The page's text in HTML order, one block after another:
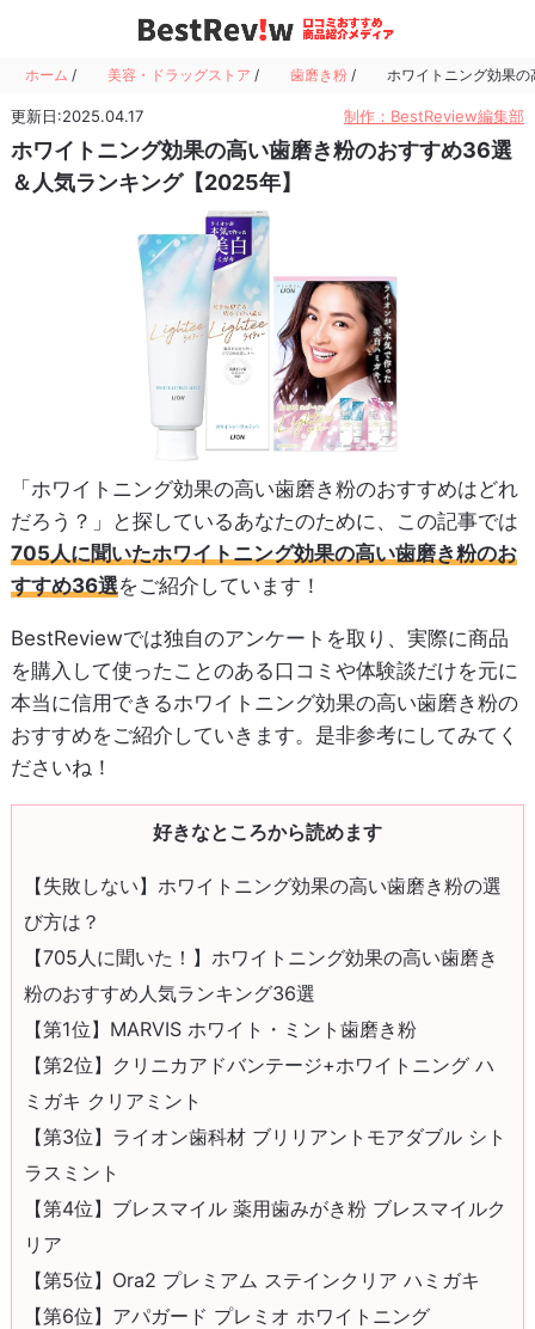
ホーム / 美容・ドラッグストア / 歯磨き粉 / ホワイトニング効果
更新日:2025.04.17 制作：BestReview編集部
ホワイトニング効果の高い歯磨き粉のおすすめ36選
＆人気ランキング【2025年】
「ホワイトニング効果の高い歯磨き粉のおすすめはどれ
だろう？」と探しているあなたのために、この記事では
705人に聞いたホワイトニング効果の高い歯磨き粉のお
すすめ36選をご紹介しています！
BestReviewでは独自のアンケートを取り、実際に商品
を購入して使ったことのある口コミや体験談だけを元に
本当に信用できるホワイトニング効果の高い歯磨き粉の
おすすめをご紹介していきます。是非参考にしてみてく
ださいね！
好きなところから読めます
【失敗しない】ホワイトニング効果の高い歯磨き粉の選
び方は？
【705人に聞いた！】ホワイトニング効果の高い歯磨き
粉のおすすめ人気ランキング36選
【第1位】MARVIS ホワイト・ミント歯磨き粉
【第2位】クリニカアドバンテージ+ホワイトニング ハ
ミガキ クリアミント
【第3位】ライオン歯科材 ブリリアントモアダブル シト
ラスミント
【第4位】ブレスマイル 薬用歯みがき粉 ブレスマイルク
リア
【第5位】Ora2 プレミアム ステインクリア ハミガキ
【第6位】アパガード プレミオ ホワイトニング